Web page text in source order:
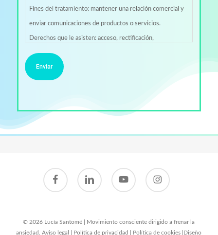
Fines del tratamiento: mantener una relación comercial y
enviar comunicaciones de productos o servicios.
Derechos que le asisten: acceso, rectificación,
portabilidad, supresión, limitación y oposición.
Más información del tratamiento en la
datos..
facebook linkedin youtube instagram
© 2026 Lucía Santomé | Movimiento consciente dirigido a frenar la
ansiedad.Aviso legal Política de privacidad Política de cookies Diseño